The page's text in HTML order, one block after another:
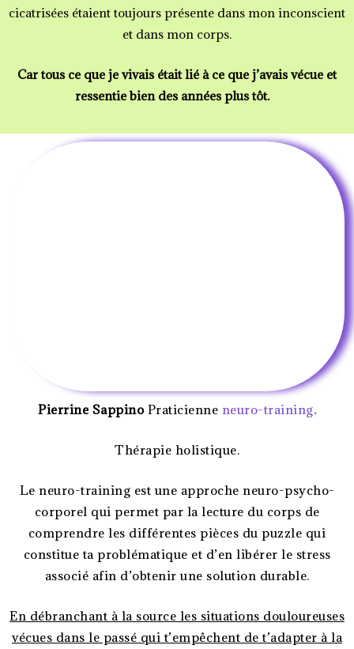
cicatrisées étaient toujours présente dans mon inconscient
et dans mon corps.
Car tous ce que je vivais était lié àce que j’avais vécue et
ressentie bien des années plus tôt.
Pierrine SappinoPraticienne neuro-training.
Thérapie holistique.
Le neuro-training est une approche neuro-psycho-
corporel qui permet par la lecture du corps de
comprendre les différentes pièces du puzzle qui
constitue ta problématique et d’en libérer le stress
associé afin d’obtenir une solution durable.
En débranchant à la source les situations douloureuses
vécues dans le passé qui t’empêchent de t’adapter à la